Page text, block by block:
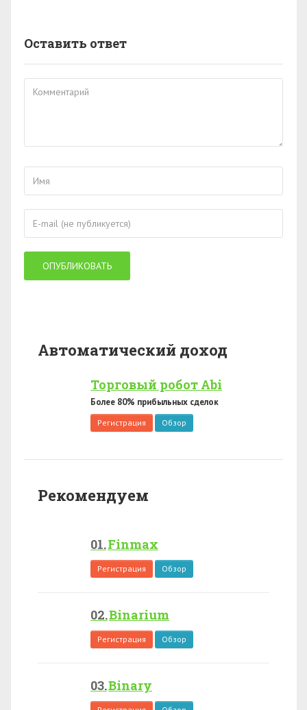
Оставить ответ
Автоматический доход
Торговый робот Abi
Более 80% прибыльных сделок
Регистрация Обзор
Рекомендуем
Finmax
Регистрация Обзор
Binarium
Регистрация Обзор
Binary